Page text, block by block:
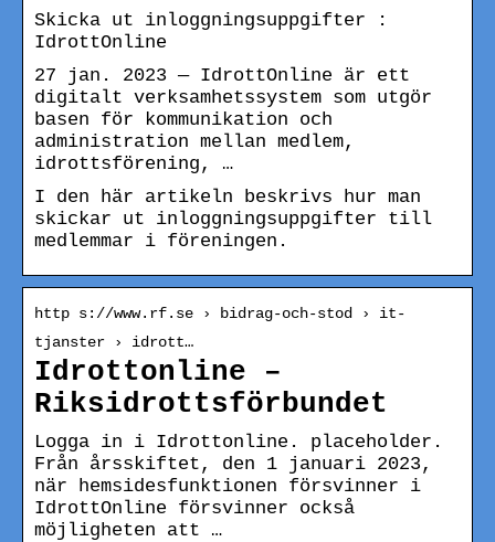
Skicka ut inloggningsuppgifter :
IdrottOnline
27 jan. 2023 — IdrottOnline är ett
digitalt verksamhetssystem som utgör
basen för kommunikation och
administration mellan medlem,
idrottsförening, …
I den här artikeln beskrivs hur man
skickar ut inloggningsuppgifter till
medlemmar i föreningen.
http s://www.rf.se › bidrag-och-stod › it-
tjanster › idrott…
Idrottonline –
Riksidrottsförbundet
Logga in i Idrottonline. placeholder.
Från årsskiftet, den 1 januari 2023,
när hemsidesfunktionen försvinner i
IdrottOnline försvinner också
möjligheten att …